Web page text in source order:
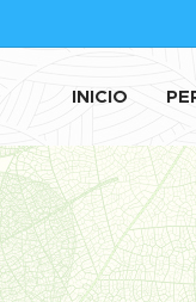
INICIO